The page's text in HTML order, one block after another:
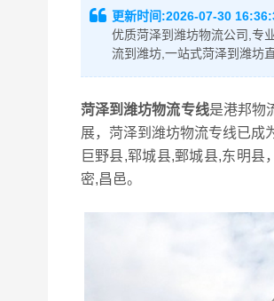
更新时间:2026-07-30
优质菏泽到潍坊物流公司,专
流到潍坊,一站式菏泽到潍坊
菏泽到潍坊物流专线是港邦物
展，菏泽到潍坊物流专线已成
巨野县,郓城县,鄄城县,东明
密,昌邑。